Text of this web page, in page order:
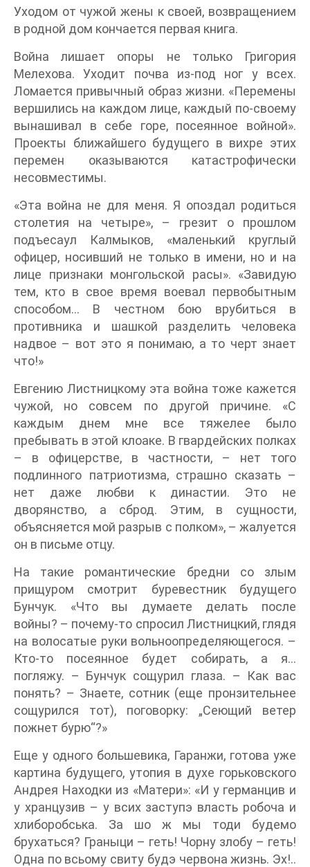
Уходом от чужой жены к своей, возвращением
в родной дом кончается первая книга.
Война лишает опоры не только Григория
Мелехова. Уходит почва из-под ног у всех.
Ломается привычный образ жизни. «Перемены
вершились на каждом лице, каждый по-своему
вынашивал в себе горе, посеянное войной».
Проекты ближайшего будущего в вихре этих
перемен оказываются катастрофически
несовместимы.
«Эта война не для меня. Я опоздал родиться
столетия на четыре», – грезит о прошлом
подъесаул Калмыков, «маленький круглый
офицер, носивший не только в имени, но и на
лице признаки монгольской расы». «Завидую
тем, кто в свое время воевал первобытным
способом… В честном бою врубиться в
противника и шашкой разделить человека
надвое – вот это я понимаю, а то черт знает
что!»
Евгению Листницкому эта война тоже кажется
чужой, но совсем по другой причине. «С
каждым днем мне все тяжелее было
пребывать в этой клоаке. В гвардейских полках
– в офицерстве, в частности, – нет того
подлинного патриотизма, страшно сказать –
нет даже любви к династии. Это не
дворянство, а сброд. Этим, в сущности,
объясняется мой разрыв с полком», – жалуется
он в письме отцу.
На такие романтические бредни со злым
прищуром смотрит буревестник будущего
Бунчук. «Что вы думаете делать после
войны? – почему-то спросил Листницкий, глядя
на волосатые руки вольноопределяющегося. –
Кто-то посеянное будет собирать, а я…
погляжу. – Бунчук сощурил глаза. – Как вас
понять? – Знаете, сотник (еще пронзительнее
сощурился тот), поговорку: „Сеющий ветер
пожнет бурю“?»
Еще у одного большевика, Гаранжи, готова уже
картина будущего, утопия в духе горьковского
Андрея Находки из «Матери»: «И у германцив и
у хранцузив – у всих заступэ власть робоча и
хлиборобська. За шо ж мы тоди будемо
брухаться? Граныци – геть! Чорну злобу – геть!
Одна по всьому свиту будэ червона жизнь. Эх!..